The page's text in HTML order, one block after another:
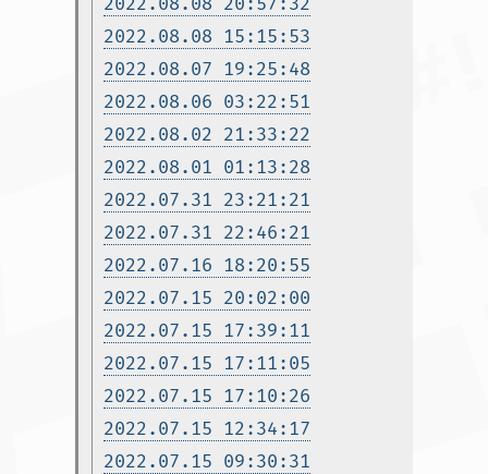
2022.08.08 15:15:53
2022.08.07 19:25:48
2022.08.06 03:22:51
2022.08.02 21:33:22
2022.08.01 01:13:28
2022.07.31 23:21:21
2022.07.31 22:46:21
2022.07.16 18:20:55
2022.07.15 20:02:00
2022.07.15 17:39:11
2022.07.15 17:11:05
2022.07.15 17:10:26
2022.07.15 12:34:17
2022.07.15 09:30:31